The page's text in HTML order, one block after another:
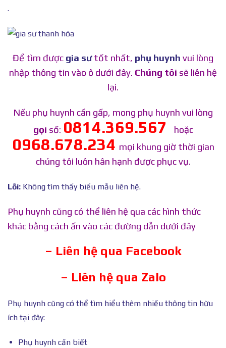
.
Để tìm được gia sưtốt nhất, phụ huynh vui lòng
nhập thông tin vào ô dưới đây. Chúng tôi sẽ liên hệ
lại.
Nếu phụ huynh cần gấp, mong phụ huynh vui lòng
gọi số: 0814.369.567 hoặc
0968.678.234 mọi khung giờ thời gian
chúng tôi luôn hân hạnh được phục vụ.
Lỗi: Không tìm thấy biểu mẫu liên hệ.
Phụ huynh cũng có thể liên hệ qua các hình thức
khác bằng cách ấn vào các đường dẫn dưới đây
– Liên hệ qua Facebook
– Liên hệ qua Zalo
Phụ huynh cũng có thể tìm hiểu thêm nhiều thông tin hữu
ích tại đây:
Phụ huynh cần biết